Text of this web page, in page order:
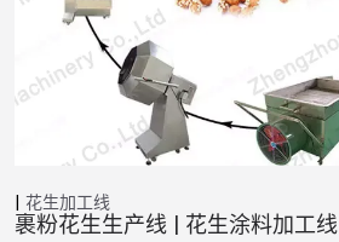
花生加工线
裹粉花生生产线 | 花生涂料加工线